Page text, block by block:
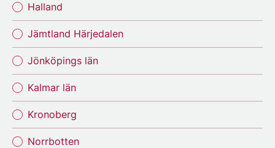
Halland
Jämtland Härjedalen
Jönköpings län
Kalmar län
Kronoberg
Norrbotten